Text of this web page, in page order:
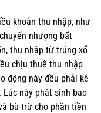
khoản thu nhập, như
nhượng bất
thu nhập từ trúng xổ
chịu thuế thu nhập
động này đều phải kê
này phát sinh bao
bù trừ cho phần tiền